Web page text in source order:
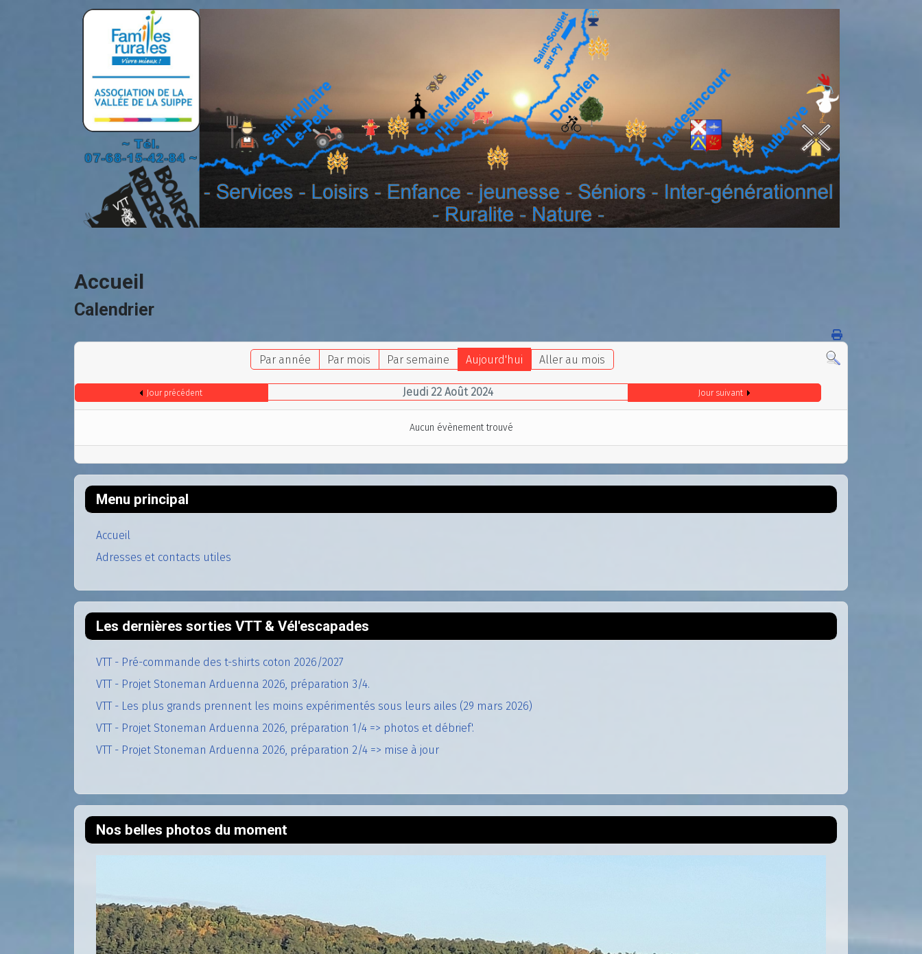
Accueil
Calendrier
Par année Par mois Par semaine Aujourd'hui Aller au mois
Jour précédent Jeudi 22 Août 2024 Jour suivant
Aucun évènement trouvé
Menu principal
Accueil
Adresses et contacts utiles
Les dernières sorties VTT & Vél'escapades
VTT - Pré-commande des t-shirts coton 2026/2027
VTT - Projet Stoneman Arduenna 2026, préparation 3/4.
VTT - Les plus grands prennent les moins expérimentés sous leurs ailes (29 mars 2026)
VTT - Projet Stoneman Arduenna 2026, préparation 1/4 => photos et débrief'.
VTT - Projet Stoneman Arduenna 2026, préparation 2/4 => mise à jour
Nos belles photos du moment